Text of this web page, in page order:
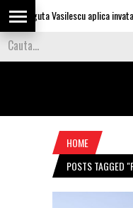
Olguta Vasilescu aplica
HOME
POSTS TAGGED